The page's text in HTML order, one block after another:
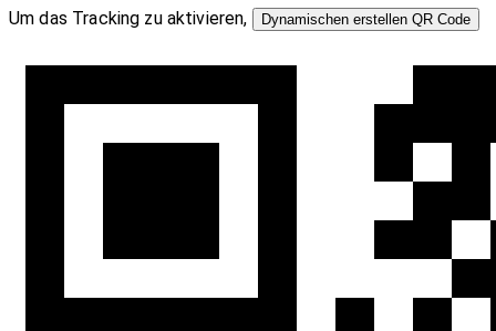
Um das Tracking zu aktivieren,
Dynamischen erstellen QR Code